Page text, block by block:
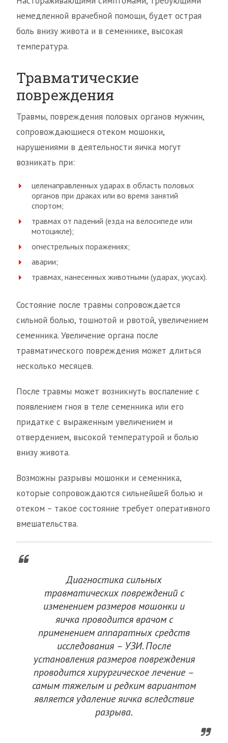
немедленной врачебной помощи, будет острая
боль внизу живота и в семеннике, высокая
температура.
Травматические
повреждения
Травмы, повреждения половых органов мужчин,
сопровождающиеся отеком мошонки,
нарушениями в деятельности яичка могут
возникать при:
целенаправленных ударах в область половых
органов при драках или во время занятий
спортом;
травмах от падений (езда на велосипеде или
мотоцикле);
огнестрельных поражениях;
аварии;
травмах, нанесенных животными (ударах, укусах).
Состояние после травмы сопровождается
сильной болью, тошнотой и рвотой, увеличением
семенника. Увеличение органа после
травматического повреждения может длиться
несколько месяцев.
После травмы может возникнуть воспаление с
появлением гноя в теле семенника или его
придатке с выраженным увеличением и
отвердением, высокой температурой и болью
внизу живота.
Возможны разрывы мошонки и семенника,
которые сопровождаются сильнейшей болью и
отеком – такое состояние требует оперативного
вмешательства.
Диагностика сильных
травматических повреждений с
изменением размеров мошонки и
яичка проводится врачом с
применением аппаратных средств
исследования – УЗИ. После
установления размеров повреждения
проводится хирургическое лечение –
самым тяжелым и редким вариантом
является удаление яичка вследствие
разрыва.